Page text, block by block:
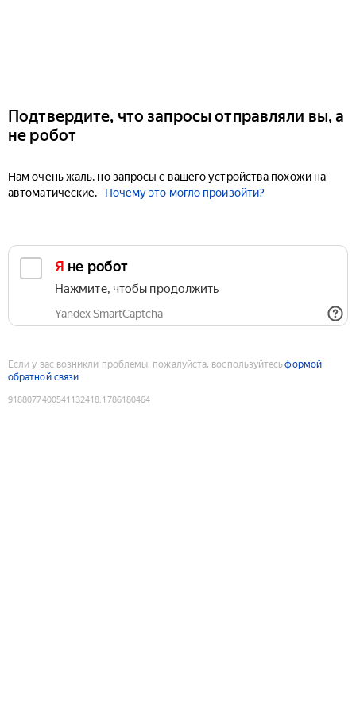
Подтвердите, что запросы отправляли вы, а
не робот
Нам очень жаль, но запросы с вашего устройства похожи на
автоматические.
Почему это могло произойти?
Я не робот
Нажмите, чтобы продолжить
Yandex SmartCaptcha
Если у вас возникли проблемы, пожалуйста, воспользуйтесьформой
обратной связи
9188077400541132418:1786180464